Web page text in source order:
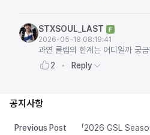
STXSOUL_LAST
2026-05-18 08:19:41
과연 클렘의 한계는 어디일까 궁금
2
Reply
공지사항
Previous Post 「2026 GSL